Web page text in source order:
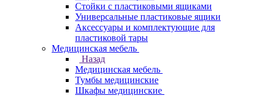
Стойки с пластиковыми ящиками
Универсальные пластиковые ящики
Аксессуары и комплектующие для
пластиковой тары
Медицинская мебель
Назад
Медицинская мебель
Тумбы медицинские
Шкафы медицинские